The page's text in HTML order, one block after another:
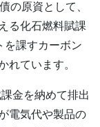
の原資として、
る化石燃料賦課
を課すカーボン
れています。
金を納めて排出
電気代や製品の